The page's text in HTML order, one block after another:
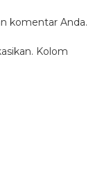
komentar Anda.
Kolom